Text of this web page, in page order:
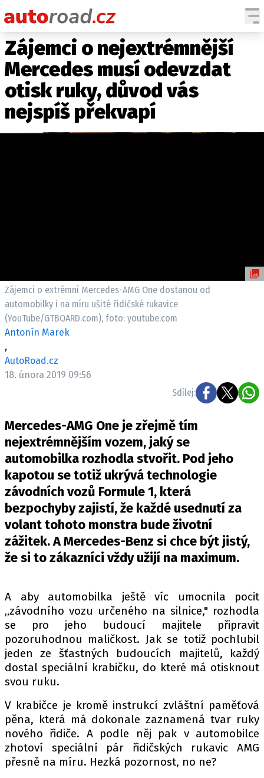
AUTA
TESTY AUT
NOVINKY
EKO
NOVINKY ZE SVĚTA EV
TESTY ELEKTROMOBILŮ
ROZHOVORY
DAKAR
Z DOMOVA
ZE SVĚTA
MOTORSPORT
PIT LANE
ČEŠI V AKCI
FIA CEZ & POHÁRY
SLEDUJTE NÁS NA
Máte příběh, fotku nebo video?
Pošlete e-mail na autoroad.cz
ETICKÝ KODEX
KONTAKT
VYDAVATEL
INZERCE
Zájemci o nejextrémnější
Mercedes musí odevzdat
otisk ruky, důvod vás
nejspíš překvapí
Zájemci o extrémní Mercedes-AMG One dostanou od
automobilky i na míru ušité řidičské rukavice
(YouTube/GTBOARD.com), foto: youtube.com
Antonín Marek
,
AutoRoad.cz
18. února 2019 09:56
Sdílej:
Mercedes-AMG One je zřejmě tím
nejextrémnějším vozem, jaký se
automobilka rozhodla stvořit. Pod jeho
kapotou se totiž ukrývá technologie
závodních vozů Formule 1, která
bezpochyby zajistí, že každé usednutí za
volant tohoto monstra bude životní
zážitek. A Mercedes-Benz si chce být jistý,
že si to zákazníci vždy užijí na maximum.
A aby automobilka ještě víc umocnila pocit
„závodního vozu určeného na silnice," rozhodla
se pro jeho budoucí majitele připravit
pozoruhodnou maličkost. Jak se totiž pochlubil
jeden ze šťastných budoucích majitelů, každý
dostal speciální krabičku, do které má otisknout
svou ruku.
V krabičce je kromě instrukcí zvláštní paměťová
pěna, která má dokonale zaznamená tvar ruky
nového řidiče. A podle něj pak v automobilce
zhotoví speciální pár řidičských rukavic AMG
přesně na míru. Hezká pozornost, no ne?